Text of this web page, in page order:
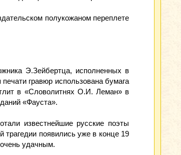
полукожаном переплете
Э.Зейбертца, исполненных в
гравюр использована бумага
в «Словолитнях О.И. Леман» в
«Фауста».
известнейшие русские поэты
появились уже в конце 19
удачным.